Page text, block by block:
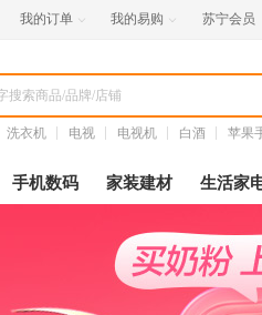
我的订单  我的易购  苏宁会员
洗衣机 电视 电视机 白酒 苹果
手机数码 家装建材 生活家